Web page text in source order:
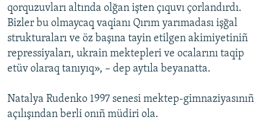
qorquzuvları altında olğan işten çıquvı çorlandırdı.
Bizler bu olmaycaq vaqianı Qırım yarımadası işğal
strukturaları ve öz başına tayin etilgen akimiyetiniñ
repressiyaları, ukrain mektepleri ve ocalarını taqip
etüv olaraq tanıyıq», – dep aytıla beyanatta.
Natalya Rudenko 1997 senesi mektep-gimnaziyasınıñ
açılışından berli onıñ müdiri ola.